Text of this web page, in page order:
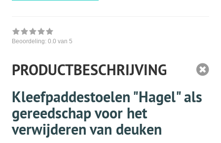
Beoordeling: 0.0 van 5
PRODUCTBESCHRIJVING
Kleefpaddestoelen "Hagel" als
gereedschap voor het
verwijderen van deuken